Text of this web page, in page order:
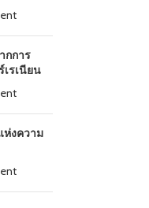
กการ
เรเนียน
งความ